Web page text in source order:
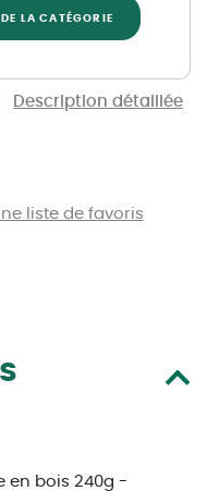
Description détaillée
LA CATÉGORIE
en bois 240g -
liste de favoris